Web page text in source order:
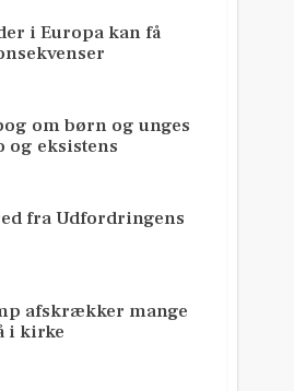
i Europa kan få
om børn og unges
og eksistens
fra Udfordringens
afskrækker mange
i kirke